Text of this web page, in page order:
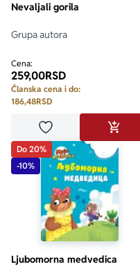
Nevaljali gorila
Grupa autora
Cena:
259,00RSD
Članska cena i do:
186,48RSD
Dodaj u omiljene
Do 20%
-10%
Ljubomorna medvedica